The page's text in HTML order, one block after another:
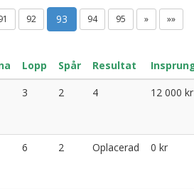
92 93 94 95 » »»
Lopp Spår Resultat
3 2 4 12 000 kr
6 2 Oplacerad 0 kr